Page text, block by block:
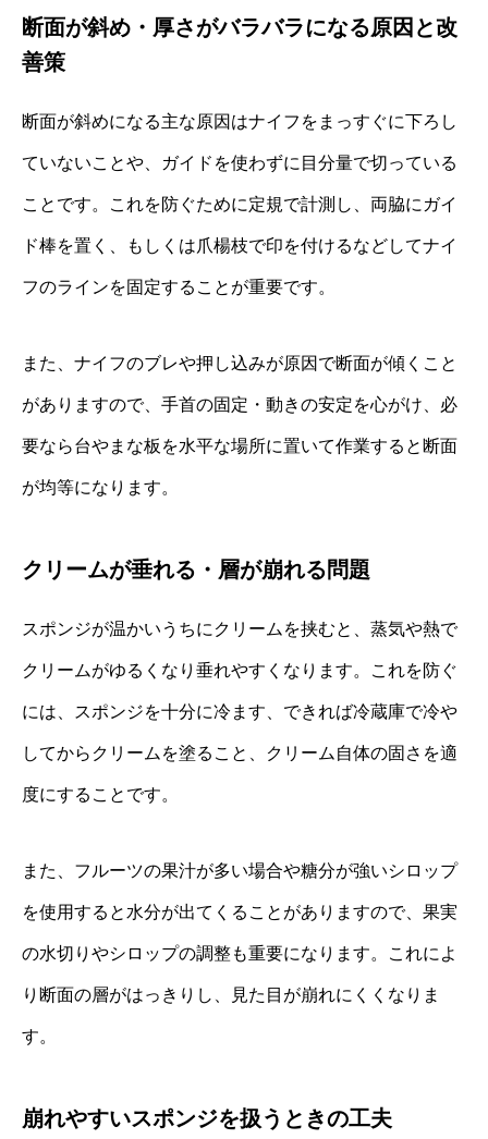
断面が斜め・厚さがバラバラになる原因と改
善策
断面が斜めになる主な原因はナイフをまっすぐに下ろし
ていないことや、ガイドを使わずに目分量で切っている
ことです。これを防ぐために定規で計測し、両脇にガイ
ド棒を置く、もしくは爪楊枝で印を付けるなどしてナイ
フのラインを固定することが重要です。
また、ナイフのブレや押し込みが原因で断面が傾くこと
がありますので、手首の固定・動きの安定を心がけ、必
要なら台やまな板を水平な場所に置いて作業すると断面
が均等になります。
クリームが垂れる・層が崩れる問題
スポンジが温かいうちにクリームを挟むと、蒸気や熱で
クリームがゆるくなり垂れやすくなります。これを防ぐ
には、スポンジを十分に冷ます、できれば冷蔵庫で冷や
してからクリームを塗ること、クリーム自体の固さを適
度にすることです。
また、フルーツの果汁が多い場合や糖分が強いシロップ
を使用すると水分が出てくることがありますので、果実
の水切りやシロップの調整も重要になります。これによ
り断面の層がはっきりし、見た目が崩れにくくなりま
す。
崩れやすいスポンジを扱うときの工夫